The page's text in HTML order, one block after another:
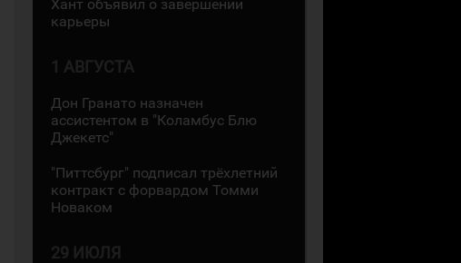
Хант объявил о завершении
карьеры
1 АВГУСТА
Дон Гранато назначен
ассистентом в "Коламбус Блю
Джекетс"
"Питтсбург" подписал трёхлетний
контракт с форвардом Томми
Новаком
29 ИЮЛЯ